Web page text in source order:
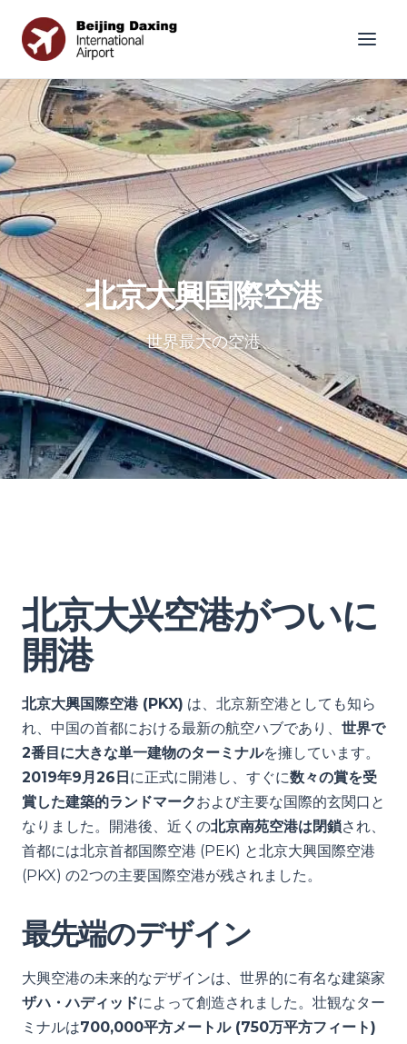
北京大興国際空港
世界最大の空港
北京大兴空港がついに
開港
北京大興国際空港 (PKX) は、北京新空港としても知ら
れ、中国の首都における最新の航空ハブであり、 世界で
2番目に大きな単一建物のターミナルを擁しています。
2019年9月26日に正式に開港し、すぐに数々の賞を受
賞した建築的ランドマークおよび主要な国際的玄関口と
なりました。開港後、近くの北京南苑空港は閉鎖され、
首都には北京首都国際空港 (PEK) と北京大興国際空港
(PKX) の2つの主要国際空港が残されました。
最先端のデザイン
大興空港の未来的なデザインは、世界的に有名な建築家
ザハ・ハディッドによって創造されました。壮観なター
ミナルは700,000平方メートル (750万平方フィート)